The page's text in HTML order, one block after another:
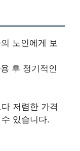
노인에게 보
후 정기적인
저렴한 가격
있습니다.